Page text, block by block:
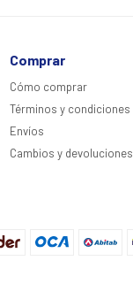
Comprar
Cómo comprar
Términos y condiciones
Envíos
Cambios y devoluciones